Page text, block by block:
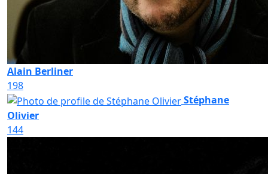
Alain Berliner
198
Stéphane
Olivier
144